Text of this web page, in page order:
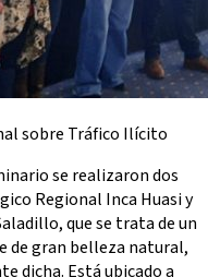
sobre Tráfico Ilícito
se realizaron dos
Regional Inca Huasi y
que se trata de un
de gran belleza natural,
dicha. Está ubicado a